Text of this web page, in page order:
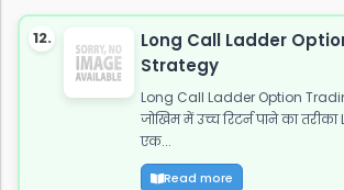
12.
Long Call Ladder
Strategy
Long Call Ladder Option
जोखिम में उच्च रिटर्न पाने का
एक...
Read more